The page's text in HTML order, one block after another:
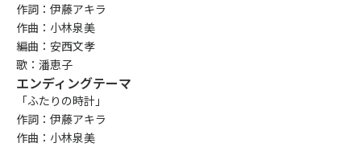
作詞：伊藤アキラ
作曲：小林泉美
編曲：安西文孝
歌：潘恵子
エンディングテーマ
「ふたりの時計」
作詞：伊藤アキラ
作曲：小林泉美